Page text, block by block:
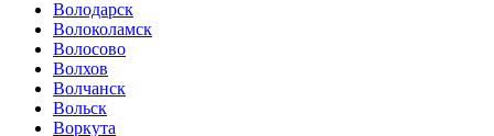
Володарск
Волоколамск
Волосово
Волхов
Волчанск
Вольск
Воркута